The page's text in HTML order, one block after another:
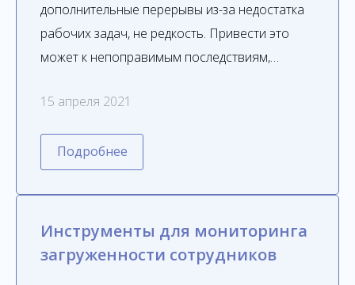
дополнительные перерывы из-за недостатка
рабочих задач, не редкость. Привести это
может к непоправимым последствиям,…
15 апреля 2021
Подробнее
Инструменты для мониторинга
загруженности сотрудников